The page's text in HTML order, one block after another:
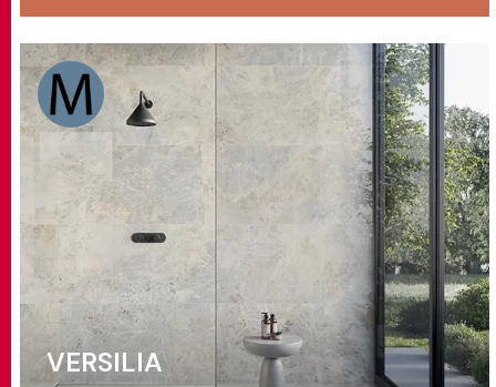
VERSILIA